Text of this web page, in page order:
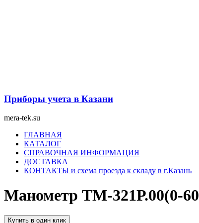
Приборы учета в Казани
mera-tek.su
МенюГЛАВНАЯ
КАТАЛОГ
СПРАВОЧНАЯ ИНФОРМАЦИЯ
ДОСТАВКА
КОНТАКТЫ и схема проезда к складу в г.Казань
Манометр ТМ-321Р.00(0-
Купить в один клик